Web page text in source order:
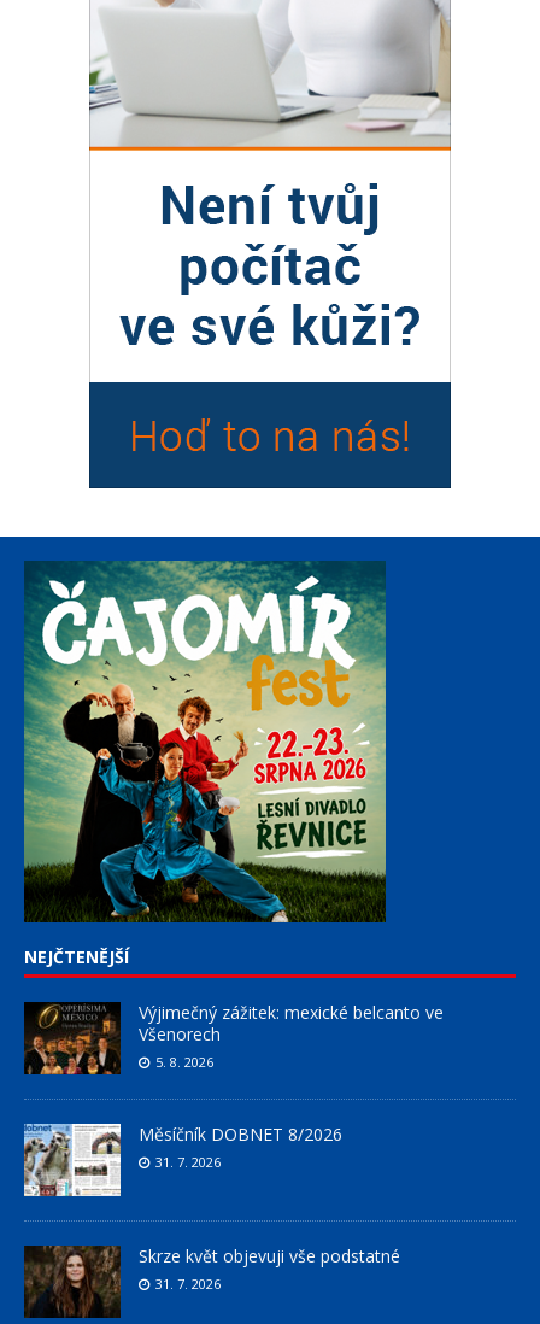
NEJČTENĚJŠÍ
Výjimečný zážitek: mexické belcanto ve
Všenorech
5. 8. 2026
Měsíčník DOBNET 8/2026
31. 7. 2026
Skrze květ objevuji vše podstatné
31. 7. 2026